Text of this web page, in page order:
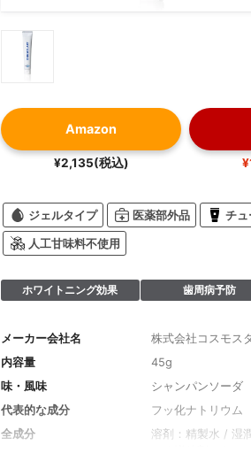
Amazon
¥2,135(税込)
ジェルタイプ 医薬部外品 チュ
人工甘味料不使用
ホワイトニング効果 歯周病予防
メーカー会社名
株式会社コスモス
内容量
45g
味・風味
シャンパンソーダ
代表的な成分
フッ化ナトリウム
全成分
溶剤：精製水 / 湿